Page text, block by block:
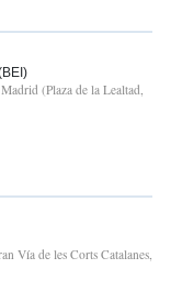
(Plaza de la Lealtad,
Vía de les Corts Catalanes,